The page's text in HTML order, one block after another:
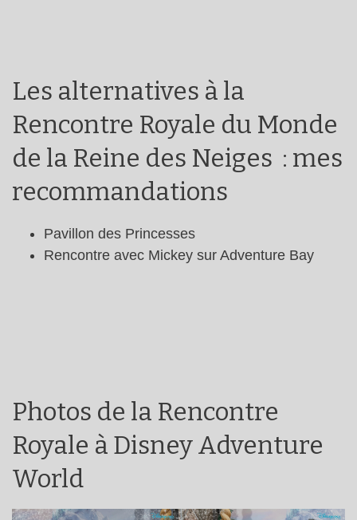
Les alternatives à la
Rencontre Royale du Monde
de la Reine des Neiges : mes
recommandations
Pavillon des Princesses
Rencontre avec Mickey sur Adventure Bay
Photos de la Rencontre
Royale à Disney Adventure
World